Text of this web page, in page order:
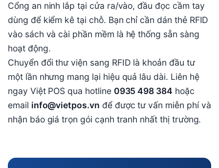
Cổng an ninh lắp tại cửa ra/vào, đầu đọc cầm tay
dùng để kiểm kê tại chỗ. Bạn chỉ cần dán thẻ RFID
vào sách và cài phần mềm là hệ thống sẵn sàng
hoạt động.
Chuyển đổi thư viện sang RFID là khoản đầu tư
một lần nhưng mang lại hiệu quả lâu dài. Liên hệ
ngay Việt POS qua hotline 0935 498 384 hoặc
email info@vietpos.vn để được tư vấn miễn phí và
nhận báo giá trọn gói cạnh tranh nhất thị trường.